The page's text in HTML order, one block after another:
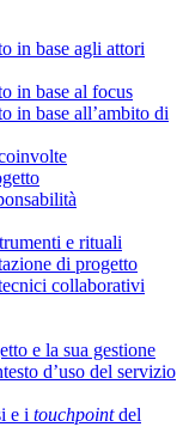
in base agli attori
in base al focus
in base all’ambito di
e rituali
di progetto
collaborativi
e la sua gestione
d’uso del servizio
e i touchpointdel